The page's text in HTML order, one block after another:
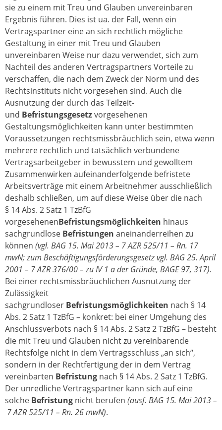
sie zu einem mit Treu und Glauben unvereinbaren
Ergebnis führen. Dies ist ua. der Fall, wenn ein
Vertragspartner eine an sich rechtlich mögliche
Gestaltung in einer mit Treu und Glauben
unvereinbaren Weise nur dazu verwendet, sich zum
Nachteil des anderen Vertragspartners Vorteile zu
verschaffen, die nach dem Zweck der Norm und des
Rechtsinstituts nicht vorgesehen sind. Auch die
Ausnutzung der durch das Teilzeit-
und Befristungsgesetzvorgesehenen
Gestaltungsmöglichkeiten kann unter bestimmten
Voraussetzungen rechtsmissbräuchlich sein, etwa wenn
mehrere rechtlich und tatsächlich verbundene
Vertragsarbeitgeber in bewusstem und gewolltem
Zusammenwirken aufeinanderfolgende befristete
Arbeitsverträge mit einem Arbeitnehmer ausschließlich
deshalb schließen, um auf diese Weise über die nach
§ 14 Abs. 2 Satz 1 TzBfG
vorgesehenenBefristungsmöglichkeiten hinaus
sachgrundlose Befristungen aneinanderreihen zu
können (vgl. BAG 15. Mai 2013 – 7 AZR 525/11 – Rn. 17
mwN; zum Beschäftigungsförderungsgesetz vgl. BAG 25. April
2001 – 7 AZR 376/00 – zu IV 1 a der Gründe, BAGE 97, 317).
Bei einer rechtsmissbräuchlichen Ausnutzung der
Zulässigkeit
sachgrundloser Befristungsmöglichkeiten nach § 14
Abs. 2 Satz 1 TzBfG – konkret: bei einer Umgehung des
Anschlussverbots nach § 14 Abs. 2 Satz 2 TzBfG – besteht
die mit Treu und Glauben nicht zu vereinbarende
Rechtsfolge nicht in dem Vertragsschluss „an sich“,
sondern in der Rechtfertigung der in dem Vertrag
vereinbarten Befristung nach § 14 Abs. 2 Satz 1 TzBfG.
Der unredliche Vertragspartner kann sich auf eine
solche Befristung nicht berufen (ausf. BAG 15. Mai 2013 –
7 AZR 525/11 – Rn. 26 mwN).